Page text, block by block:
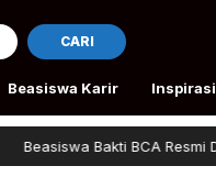
CARI
Beasiswa Karir Inspirasi
Bakti BCA Resmi Dibuka